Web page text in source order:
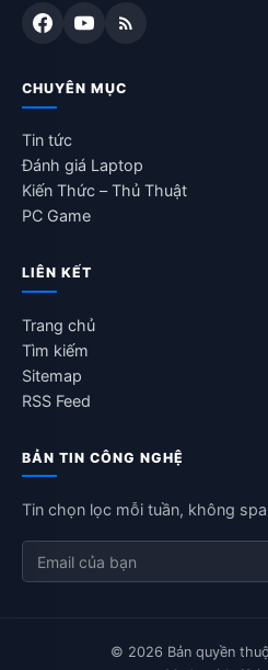
CHUYÊN MỤC
Tin tức
Đánh giá Laptop
Kiến Thức – Thủ Thuật
PC Game
LIÊN KẾT
Trang chủ
Tìm kiếm
Sitemap
RSS Feed
BẢN TIN CÔNG NGHỆ
Tin chọn lọc mỗi tuần, không
© 2026 Bản quyền